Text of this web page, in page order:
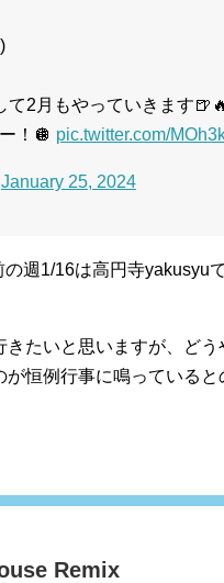
て2月もやっていきます
！🪩 pic.twitter.com/
January 25, 2024
週1/16は高円寺yakusyu
たいと思いますが、ど
恒例行事に鳴っている
Remix